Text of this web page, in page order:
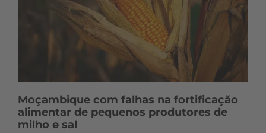
Moçambique com falhas na fortificação
alimentar de pequenos produtores de
milho e sal